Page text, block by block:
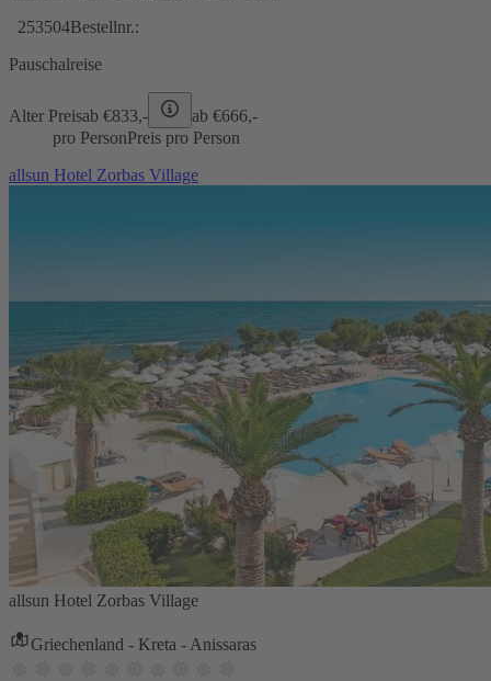
253504Bestellnr.:
Pauschalreise
Alter Preisab €833,- ab €666,-
pro PersonPreis pro Person
allsun Hotel Zorbas Village
allsun Hotel Zorbas Village
Griechenland - Kreta - Anissaras